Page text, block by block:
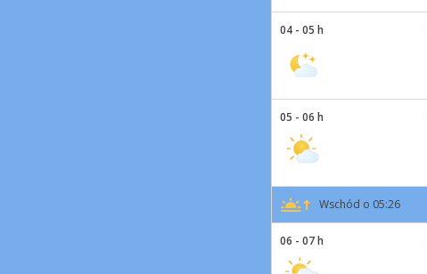
04 - 05 h
05 - 06 h
Wschód o 05:26
06 - 07 h